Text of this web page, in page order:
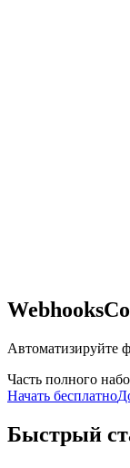
Webhooks
Автоматизируйте
Часть полного
Начать бесплатно
Быстрый